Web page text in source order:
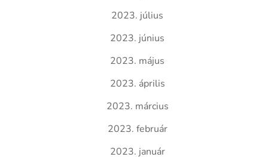
2023. július
2023. június
2023. május
2023. április
2023. március
2023. február
2023. január